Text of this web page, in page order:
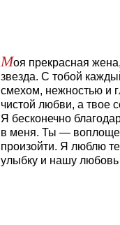
Моя прекрасная
звезда. С тобой
смехом, нежностью и
чистой любви, а твое
Я бесконечно
в меня. Ты —
произойти. Я люблю
улыбку и нашу